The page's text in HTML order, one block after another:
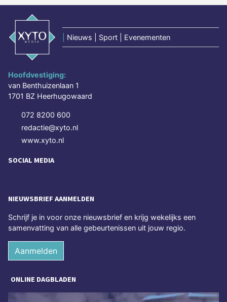
Nieuws | Sport | Evenementen
Hoofdvestiging:
van Benthuizenlaan 1
1701 BZ Heerhugowaard
072 8200 600
redactie@xyto.nl
www.xyto.nl
SOCIAL MEDIA
NIEUWSBRIEF AANMELDEN
Schrijf je in voor onze nieuwsbrief en krijg wekelijks een
samenvatting van alle gebeurtenissen uit jouw regio.
Aanmelden
ONLINE DAGBLADEN